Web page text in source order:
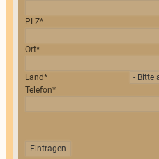
PLZ*
Ort*
Land*
Telefon*
Eintragen